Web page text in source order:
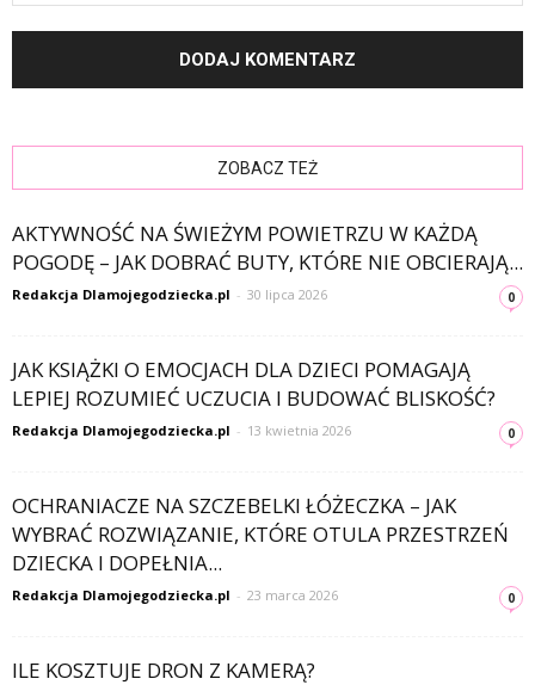
ZOBACZ TEŻ
AKTYWNOŚĆ NA ŚWIEŻYM POWIETRZU W KAŻDĄ
POGODĘ – JAK DOBRAĆ BUTY, KTÓRE NIE OBCIERAJĄ...
Redakcja Dlamojegodziecka.pl - 30 lipca 2026 0
JAK KSIĄŻKI O EMOCJACH DLA DZIECI POMAGAJĄ
LEPIEJ ROZUMIEĆ UCZUCIA I BUDOWAĆ BLISKOŚĆ?
Redakcja Dlamojegodziecka.pl - 13 kwietnia 2026 0
OCHRANIACZE NA SZCZEBELKI ŁÓŻECZKA – JAK
WYBRAĆ ROZWIĄZANIE, KTÓRE OTULA PRZESTRZEŃ
DZIECKA I DOPEŁNIA...
Redakcja Dlamojegodziecka.pl - 23 marca 2026 0
ILE KOSZTUJE DRON Z KAMERĄ?